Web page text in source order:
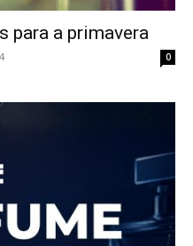
para a primavera
0